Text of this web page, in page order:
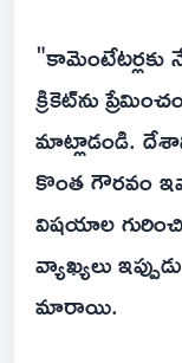
"కామెంటేటర్లకు
క్రికెట్‌ను
మాట్లాడండి.
కొంత గౌరవం
విషయాల
వ్యాఖ్యలు
మారాయి.